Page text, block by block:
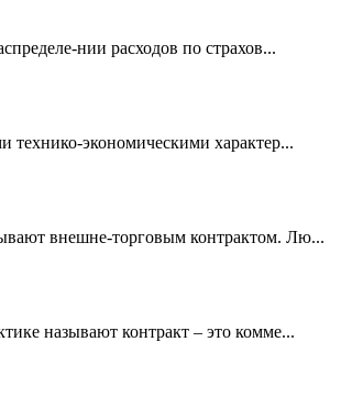
нии расходов по страхов...
технико-экономическими характер...
внешне-торговым контрактом. Лю...
называют контракт – это комме...